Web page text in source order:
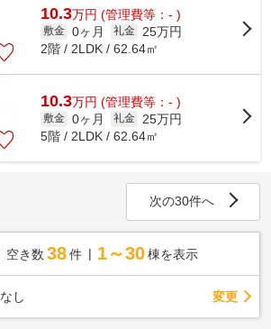
10.3万円 (管理費等：- )
敷金 0ヶ月 礼金
25万円
2階 / 2LDK / 62.64㎡
10.3万円 (管理費等：- )
敷金 0ヶ月 礼金
25万円
5階 / 2LDK / 62.64㎡
次の30件へ
空き数 38 件 1～30 棟を表示
なし 変更